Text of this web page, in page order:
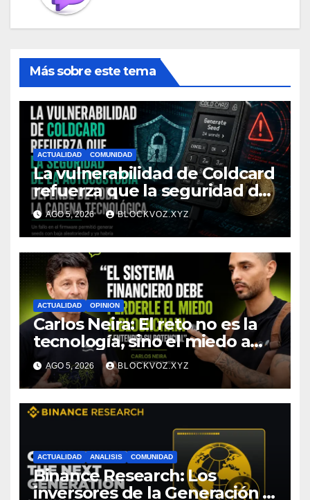
Más sobre este tema
ACTUALIDAD COMUNIDAD
La vulnerabilidad de Coldcard
refuerza que la seguridad de
la autocustodia depende de
toda la cadena tecnológica,
afirma CoinEx Research
AGO 5, 2026 BLOCKVOZ.XYZ
ACTUALIDAD OPINION
Carlos Neira: El reto no es la
tecnología, sino el miedo a
entenderla
AGO 5, 2026 BLOCKVOZ.XYZ
ACTUALIDAD ANALISIS COMUNIDAD
Binance Research: Los
inversores de la Generación Z